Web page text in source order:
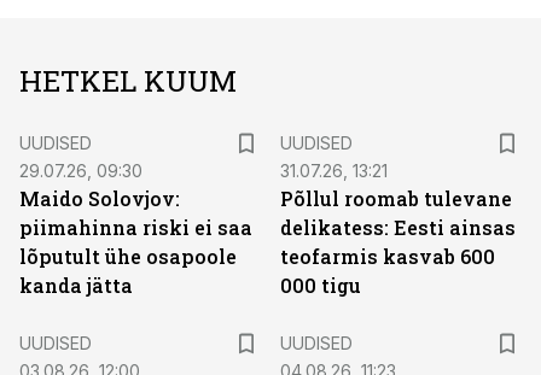
HETKEL KUUM
UUDISED
29.07.26, 09:30
Maido Solovjov:
piimahinna riski ei saa
lõputult ühe osapoole
kanda jätta
UUDISED
31.07.26, 13:21
Põllul roomab tulevane
delikatess: Eesti ainsas
teofarmis kasvab 600
000 tigu
UUDISED
03.08.26, 12:00
UUDISED
04.08.26, 11:23